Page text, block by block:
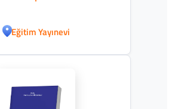
Eğitim Yayınevi